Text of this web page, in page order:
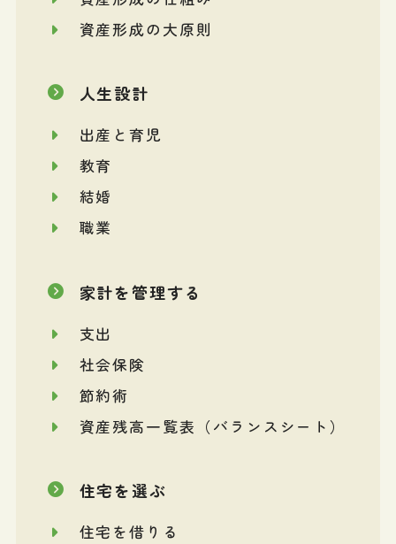
資産形成の大原則
人生設計
出産と育児
教育
結婚
職業
家計を管理する
支出
社会保険
節約術
資産残高一覧表（バランスシート）
住宅を選ぶ
住宅を借りる